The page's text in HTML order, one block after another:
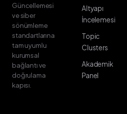
Güncellemesi
ve siber
sönümleme
standartlarına
tam uyumlu
kurumsal
bağlantı ve
doğrulama
kapısı.
Altyapı
İncelemesi
Topic
Clusters
Akademik
Panel